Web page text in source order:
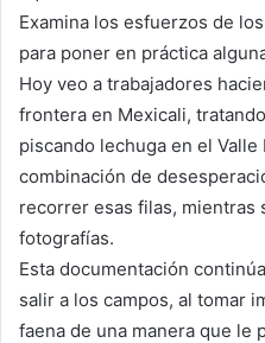
Examina los esfuerzos de
para poner en práctica
Hoy veo a trabajadores
frontera en Mexicali,
piscando lechuga en el
combinación de
recorrer esas filas, mientras
fotografías.
Esta documentación
salir a los campos, al tomar
faena de una manera que le